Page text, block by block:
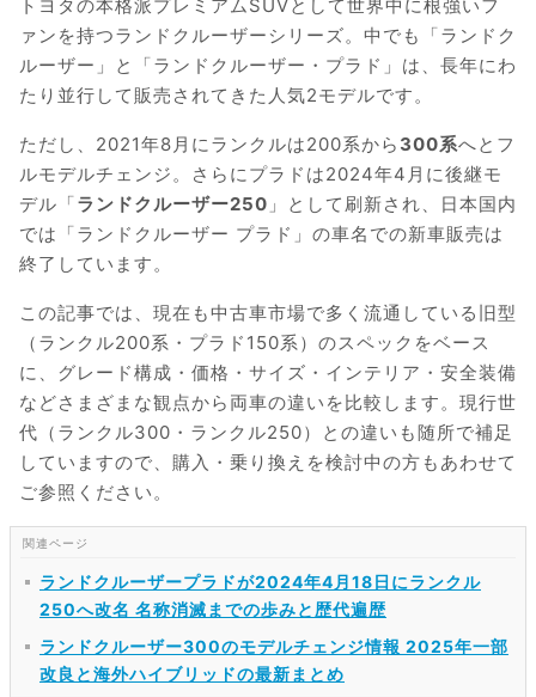
トヨタの本格派プレミアムSUVとして世界中に根強いフ
ァンを持つランドクルーザーシリーズ。中でも「ランドク
ルーザー」と「ランドクルーザー・プラド」は、長年にわ
たり並行して販売されてきた人気2モデルです。
ただし、2021年8月にランクルは200系から 300系へとフ
ルモデルチェンジ。さらにプラドは2024年4月に後継モ
デル「ランドクルーザー250 」として刷新され、日本国内
では「ランドクルーザー プラド」の車名での新車販売は
終了しています。
この記事では、現在も中古車市場で多く流通している旧型
（ランクル200系・プラド150系）のスペックをベース
に、グレード構成・価格・サイズ・インテリア・安全装備
などさまざまな観点から両車の違いを比較します。現行世
代（ランクル300・ランクル250）との違いも随所で補足
していますので、購入・乗り換えを検討中の方もあわせて
ご参照ください。
ランドクルーザープラドが2024年4月18日にランクル
250へ改名 名称消滅までの歩みと歴代遍歴
ランドクルーザー300のモデルチェンジ情報 2025年一部
改良と海外ハイブリッドの最新まとめ